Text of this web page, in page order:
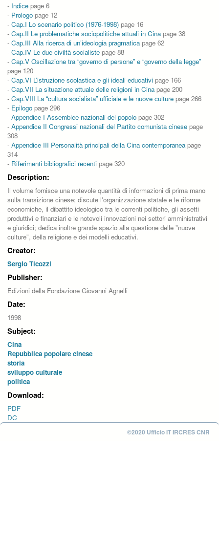
- Indice page 6
- Prologo page 12
- Cap.I Lo scenario politico (1976-1998) page 16
- Cap.II Le problematiche sociopolitiche attuali in Cina page 38
- Cap.III Alla ricerca di un’ideologia pragmatica page 62
- Cap.IV Le due civiltà socialiste page 88
- Cap.V Oscillazione tra “governo di persone” e “governo della legge”
page 120
- Cap.VI L’istruzione scolastica e gli ideali educativi page 166
- Cap.VII La situazione attuale delle religioni in Cina page 200
- Cap.VIII La “cultura socialista” ufficiale e le nuove culture page 266
- Epilogo page 296
- Appendice I Assemblee nazionali del popolo page 302
- Appendice II Congressi nazionali del Partito comunista cinese page
308
- Appendice III Personalità principali della Cina contemporanea page
314
- Riferimenti bibliografici recenti page 320
Description:
Il volume fornisce una notevole quantità di informazioni di prima mano
sulla transizione cinese; discute l'organizzazione statale e le riforme
economiche, il dibattito ideologico tra le correnti politiche, gli assetti
produttivi e finanziari e le notevoli innovazioni nei settori amministrativi
e giuridici; dedica inoltre grande spazio alla questione delle "nuove
culture", della religione e dei modelli educativi.
Creator:
Sergio Ticozzi
Publisher:
Edizioni della Fondazione Giovanni Agnelli
Date:
1998
Subject:
Cina
Repubblica popolare cinese
storia
sviluppo culturale
politica
Download:
PDF
DC
©2020 Ufficio IT IRCRES CNR